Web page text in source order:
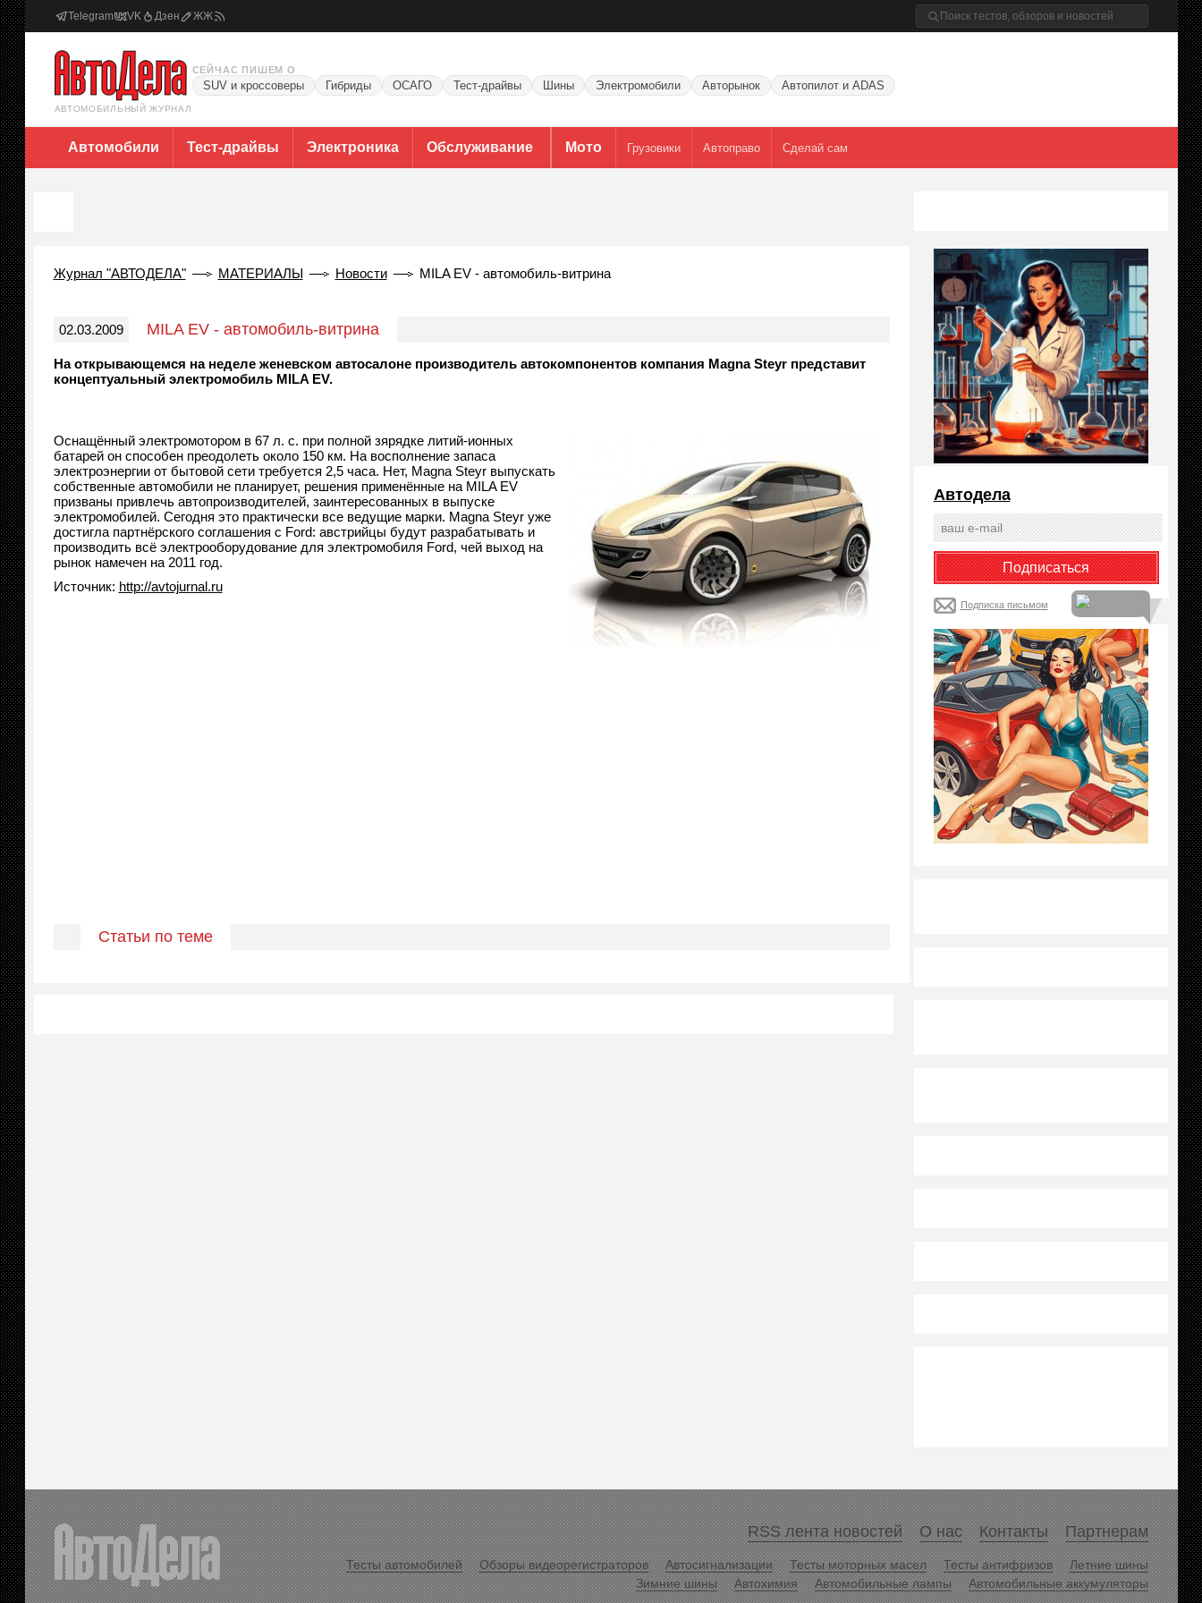
Telegram VK Дзен ЖЖ
АВТОМОБИЛЬНЫЙ ЖУРНАЛ
СЕЙЧАС ПИШЕМ О
SUV и кроссоверы Гибриды ОСАГО Тест-драйвы Шины Электромобили Авторынок Автопилот и ADAS
Автомобили Тест-драйвы Электроника Обслуживание Мото Грузовики Автоправо Сделай сам
Журнал "АВТОДЕЛА" МАТЕРИАЛЫ Новости MILA EV - автомобиль-витрина
02.03.2009 MILA EV - автомобиль-витрина
На открывающемся на неделе женевском автосалоне производитель автокомпонентов компания Magna Steyr представит
концептуальный электромобиль MILA EV.
Оснащённый электромотором в 67 л. с. при полной зярядке литий-ионных
батарей он способен преодолеть около 150 км. На восполнение запаса
электроэнергии от бытовой сети требуется 2,5 часа. Нет, Magna Steyr выпускать
собственные автомобили не планирует, решения применённые на MILA EV
призваны привлечь автопроизводителей, заинтересованных в выпуске
электромобилей. Сегодня это практически все ведущие марки. Magna Steyr уже
достигла партнёрского соглашения с Ford: австрийцы будут разрабатывать и
производить всё электрооборудование для электромобиля Ford, чей выход на
рынок намечен на 2011 год.
Источник: http://avtojurnal.ru
Статьи по теме
Автодела
Подписка письмом
RSS лента новостей О нас Контакты Партнерам
Тесты автомобилей Обзоры видеорегистраторов Автосигнализации Тесты моторных масел Тесты антифризов
Летние шины
Зимние шины
Автохимия Автомобильные лампы Автомобильные аккумуляторы